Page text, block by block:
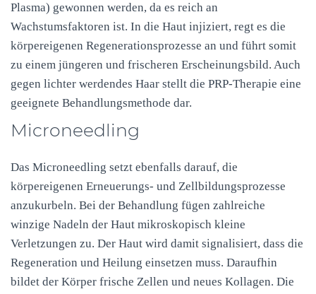
Plasma) gewonnen werden, da es reich an
Wachstumsfaktoren ist. In die Haut injiziert, regt es die
körpereigenen Regenerationsprozesse an und führt somit
zu einem jüngeren und frischeren Erscheinungsbild. Auch
gegen lichter werdendes Haar stellt die PRP-Therapie eine
geeignete Behandlungsmethode dar.
Microneedling
Das Microneedling setzt ebenfalls darauf, die
körpereigenen Erneuerungs- und Zellbildungsprozesse
anzukurbeln. Bei der Behandlung fügen zahlreiche
winzige Nadeln der Haut mikroskopisch kleine
Verletzungen zu. Der Haut wird damit signalisiert, dass die
Regeneration und Heilung einsetzen muss. Daraufhin
bildet der Körper frische Zellen und neues Kollagen. Die